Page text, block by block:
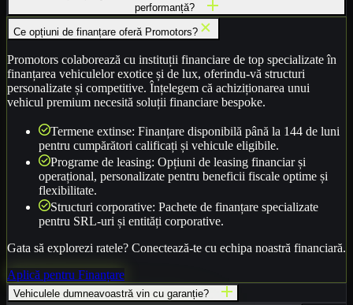
performanță?
Ce opțiuni de finanțare oferă Promotors?
Promotors colaborează cu instituții financiare de top specializate în
finanțarea vehiculelor exotice și de lux, oferindu-vă structuri
personalizate și competitive. Înțelegem că achiziționarea unui
vehicul premium necesită soluții financiare bespoke.
Termene extinse: Finanțare disponibilă până la 144 de luni
pentru cumpărători calificați și vehicule eligibile.
Programe de leasing: Opțiuni de leasing financiar și
operațional, personalizate pentru beneficii fiscale optime și
flexibilitate.
Structuri corporative: Pachete de finanțare specializate
pentru SRL-uri și entități corporative.
Gata să explorezi ratele? Conectează-te cu echipa noastră financiară.
Aplică pentru Finanțare
Vehiculele dumneavoastră vin cu garanție?